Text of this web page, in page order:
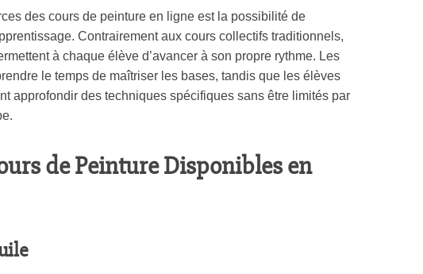
des cours de peinture en ligne est la possibilité de
Contrairement aux cours collectifs traditionnels,
à chaque élève d’avancer à son propre rythme. Les
le temps de maîtriser les bases, tandis que les élèves
approfondir des techniques spécifiques sans être limités par
de Peinture Disponibles en